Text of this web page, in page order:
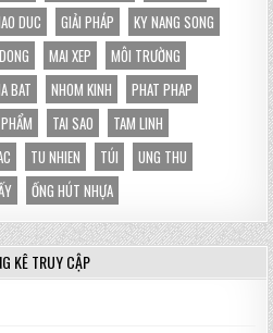
DUC GIẢI PHÁP
KY NANG SONG
MAI XEP
MÔI TRƯỜNG
BAT NHOM KINH
PHAT PHAP
TAI SAO
TAM LINH
TU NHIEN TÚI
UNG THU
ỐNG HÚT NHỰA
KÊ TRUY CẬP